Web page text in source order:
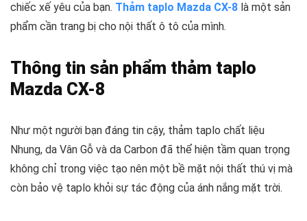
chiếc xế yêu của bạn. Thảm taplo Mazda CX-8 là một sản
phẩm cần trang bị cho nội thất ô tô của mình.
Thông tin sản phẩm thảm taplo
Mazda CX-8
Như một người bạn đáng tin cậy, thảm taplo chất liệu
Nhung, da Vân Gỗ và da Carbon đã thể hiện tầm quan trọng
không chỉ trong việc tạo nên một bề mặt nội thất thú vị mà
còn bảo vệ taplo khỏi sự tác động của ánh nắng mặt trời.